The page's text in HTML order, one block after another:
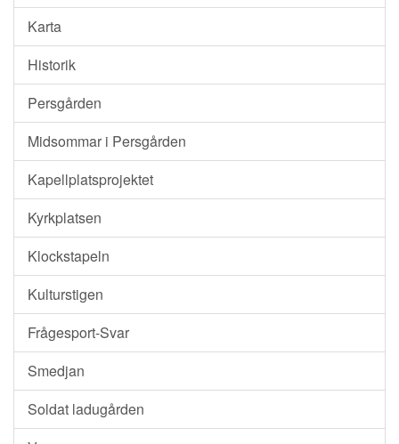
Karta
Historik
Persgården
Midsommar i Persgården
Kapellplatsprojektet
Kyrkplatsen
Klockstapeln
Kulturstigen
Frågesport-Svar
Smedjan
Soldat ladugården